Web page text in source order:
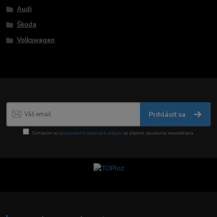
Audi
Škoda
Volkswagen
Prihlásiť sa
Súhlasím sospracovaním osobných údajov za účelom zasielania newslettera.